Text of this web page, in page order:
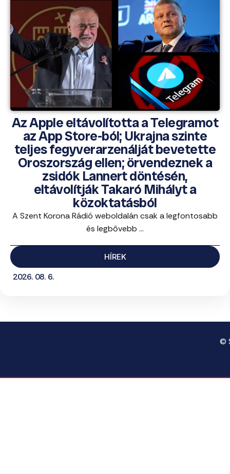
Az Apple eltávolította a Telegramot
az App Store-ból; Ukrajna szinte
teljes fegyverarzenálját bevetette
Oroszország ellen; örvendeznek a
zsidók Lannert döntésén,
eltávolítják Takaró Mihályt a
közoktatásból
A Szent Korona Rádió weboldalán csak a legfontosabb
és legbővebb ...
HÍREK
2026. 08. 6.
©